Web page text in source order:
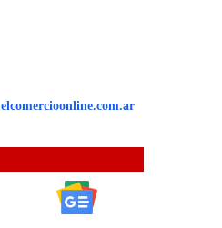
elcomercioonline.com.ar